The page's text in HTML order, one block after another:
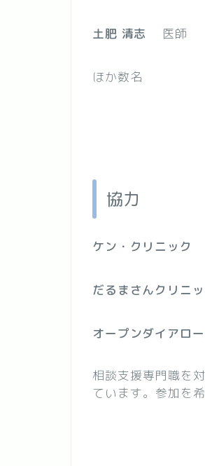
土肥 清志
ほか数名
協力
ケン・クリニック
だるまさんクリニ
オープンダイアロ
相談支援専門職を
ています。参加を